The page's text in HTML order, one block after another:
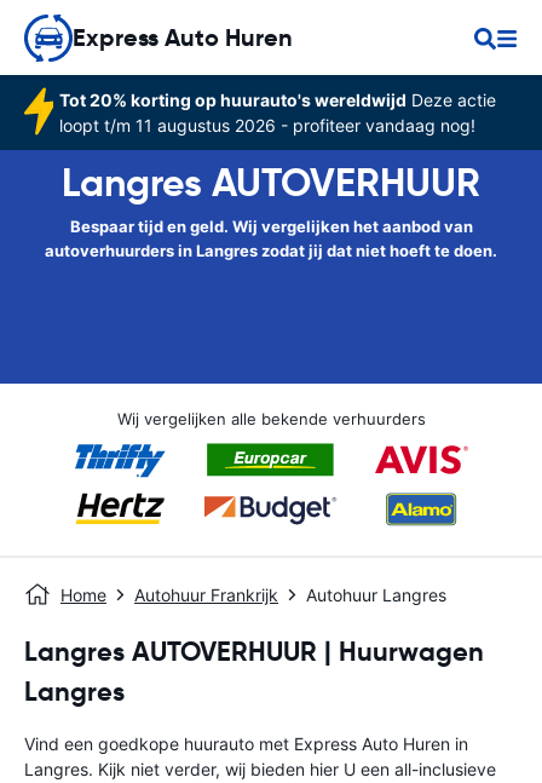
Express Auto Huren
Tot 20% korting op huurauto's wereldwijd Deze actie
loopt t/m 11 augustus 2026 - profiteer vandaag nog!
Langres AUTOVERHUUR
Bespaar tijd en geld. Wij vergelijken het aanbod van
autoverhuurders in Langres zodat jij dat niet hoeft te doen.
Wij vergelijken alle bekende verhuurders
Home Autohuur Frankrijk Autohuur Langres
Langres AUTOVERHUUR | Huurwagen
Langres
Vind een goedkope huurauto met Express Auto Huren in
Langres. Kijk niet verder, wij bieden hier U een all-inclusieve